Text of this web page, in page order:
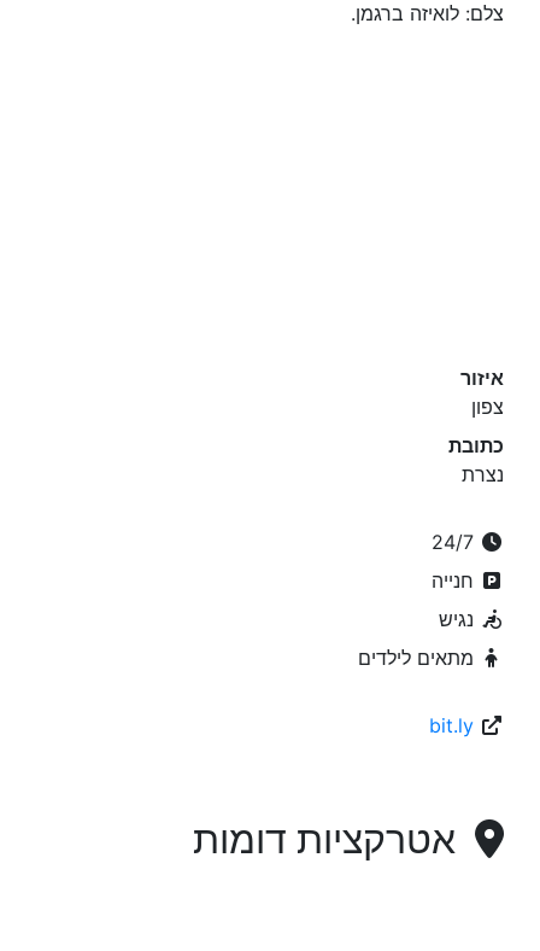
צלם: לואיזה ברגמן.
איזור
צפון
כתובת
נצרת
חנייה
נגיש
מתאים לילדים
bit.ly
אטרקציות דומות